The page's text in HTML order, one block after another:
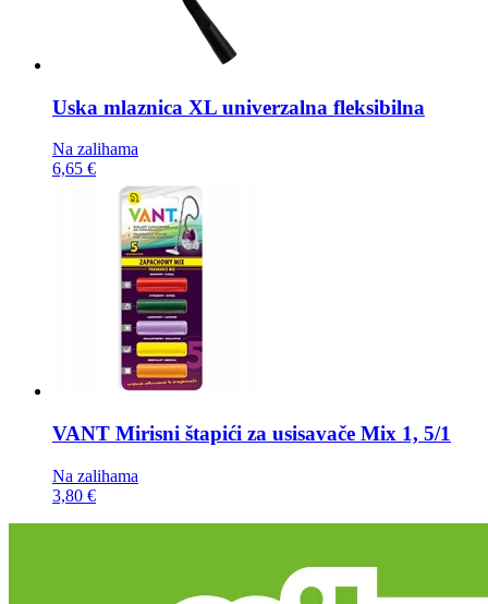
Uska mlaznica XL univerzalna fleksibilna
Na zalihama
6,65 €
VANT Mirisni štapići za usisavače Mix 1, 5/1
Na zalihama
3,80 €